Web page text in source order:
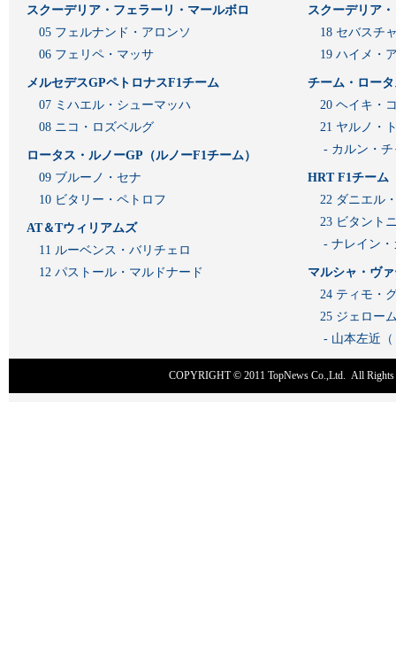
スクーデリア・フェラーリ・マールボロ
05 フェルナンド・アロンソ
06 フェリペ・マッサ
メルセデスGPペトロナスF1チーム
07 ミハエル・シューマッハ
08 ニコ・ロズベルグ
ロータス・ルノーGP（ルノーF1チーム）
09 ブルーノ・セナ
10 ビタリー・ペトロフ
AT＆Tウィリアムズ
11 ルーベンス・バリチェロ
12 パストール・マルドナード
スクーデリア
18 セバスチ
19 ハイメ・
チーム・ロー
20 ヘイキ・
21 ヤルノ・
- カルン・
HRT F1チーム
22 ダニエル
23 ビタント
- ナレイン
マルシャ・ヴ
24 ティモ・
25 ジェロー
- 山本左近
COPYRIGHT © 2011 TopNews Co.,Ltd. All